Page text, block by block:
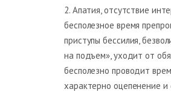
2. Апатия, отсутствие
бесполезное время
приступы бессилия,
на подъем», уходит от
бесполезно проводит
характерно оцепенение и